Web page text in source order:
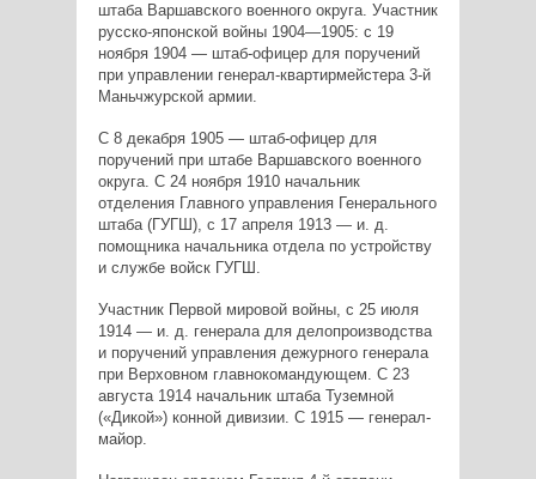
штаба Варшавского военного округа. Участник
русско-японской войны 1904—1905: с 19
ноября 1904 — штаб-офицер для поручений
при управлении генерал-квартирмейстера 3-й
Маньчжурской армии.
С 8 декабря 1905 — штаб-офицер для
поручений при штабе Варшавского военного
округа. С 24 ноября 1910 начальник
отделения Главного управления Генерального
штаба (ГУГШ), с 17 апреля 1913 — и. д.
помощника начальника отдела по устройству
и службе войск ГУГШ.
Участник Первой мировой войны, с 25 июля
1914 — и. д. генерала для делопроизводства
и поручений управления дежурного генерала
при Верховном главнокомандующем. С 23
августа 1914 начальник штаба Туземной
(«Дикой») конной дивизии. С 1915 — генерал-
майор.